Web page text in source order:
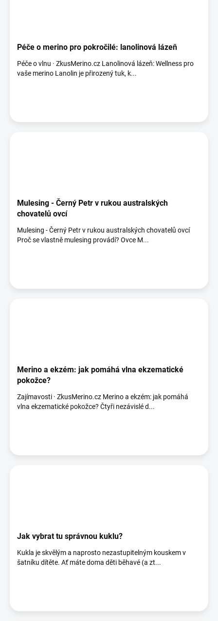
Péče o merino pro pokročilé: lanolinová lázeň
Péče o vlnu · ZkusMerino.cz Lanolinová lázeň: Wellness pro
vaše merino Lanolin je přirozený tuk, k...
Mulesing - Černý Petr v rukou australských
chovatelů ovcí
Mulesing - Černý Petr v rukou australských chovatelů ovcí
Proč se vlastně mulesing provádí? Ovce M...
Merino a ekzém: jak pomáhá vlna ekzematické
pokožce?
Zajímavosti · ZkusMerino.cz Merino a ekzém: jak pomáhá
vlna ekzematické pokožce? Čtyři nezávislé d...
Jak vybrat tu správnou kuklu?
Kukla je skvělým a naprosto nezastupitelným kouskem v
šatníku dítěte. Ať máte doma děti běhavé (a zt...